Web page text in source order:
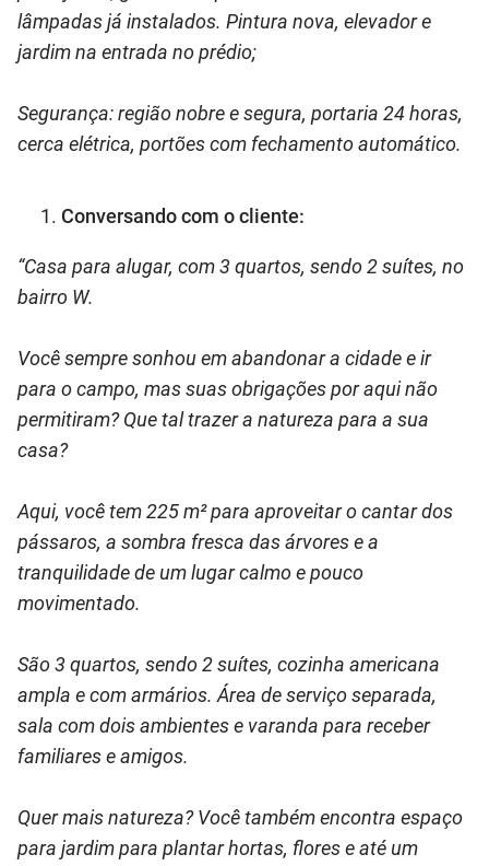
lâmpadas já instalados. Pintura nova, elevador e
jardim na entrada no prédio;
Segurança: região nobre e segura, portaria 24 horas,
cerca elétrica, portões com fechamento automático.
Conversando com o cliente:
“Casa para alugar, com 3 quartos, sendo 2 suítes, no
bairro W.
Você sempre sonhou em abandonar a cidade e ir
para o campo, mas suas obrigações por aqui não
permitiram? Que tal trazer a natureza para a sua
casa?
Aqui, você tem 225 m² para aproveitar o cantar dos
pássaros, a sombra fresca das árvores e a
tranquilidade de um lugar calmo e pouco
movimentado.
São 3 quartos, sendo 2 suítes, cozinha americana
ampla e com armários. Área de serviço separada,
sala com dois ambientes e varanda para receber
familiares e amigos.
Quer mais natureza? Você também encontra espaço
para jardim para plantar hortas, flores e até um